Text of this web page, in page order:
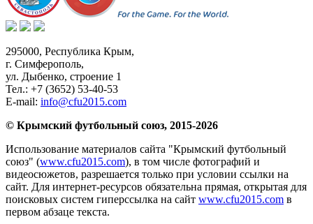
295000, Республика Крым,
г. Симферополь,
ул. Дыбенко, строение 1
Тел.: +7 (3652) 53-40-53
E-mail: info@cfu2015.com
© Крымский футбольный союз, 2015-2026
Использование материалов сайта "Крымский футбольный
союз" (www.cfu2015.com), в том числе фотографий и
видеосюжетов, разрешается только при условии ссылки на
сайт. Для интернет-ресурсов обязательна прямая, открытая для
поисковых систем гиперссылка на сайт www.cfu2015.com в
первом абзаце текста.